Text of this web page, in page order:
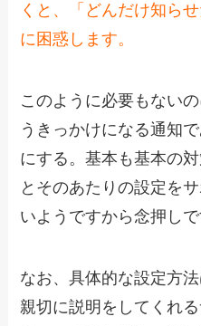
くと、「どんだけ知ら
に困惑します。
このように必要もない
うきっかけになる通知
にする。基本も基本の
とそのあたりの設定を
いようですから念押しで
なお、具体的な設定方
親切に説明をしてくれ